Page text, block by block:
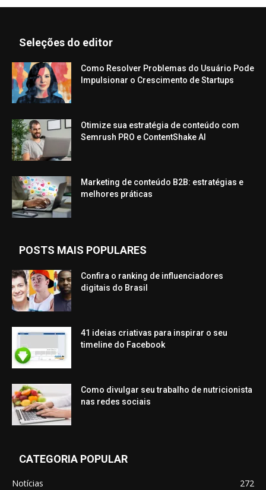
Seleções do editor
Como Resolver Problemas do Usuário Pode
Impulsionar o Crescimento de Startups
Otimize sua estratégia de conteúdo com
Semrush PRO e ContentShake AI
Marketing de conteúdo B2B: estratégias e
melhores práticas
POSTS MAIS POPULARES
Confira o ranking de influenciadores
digitais do Brasil
41 ideias criativas para inspirar o seu
timeline do Facebook
Como divulgar seu trabalho de nutricionista
nas redes sociais
CATEGORIA POPULAR
Notícias
272